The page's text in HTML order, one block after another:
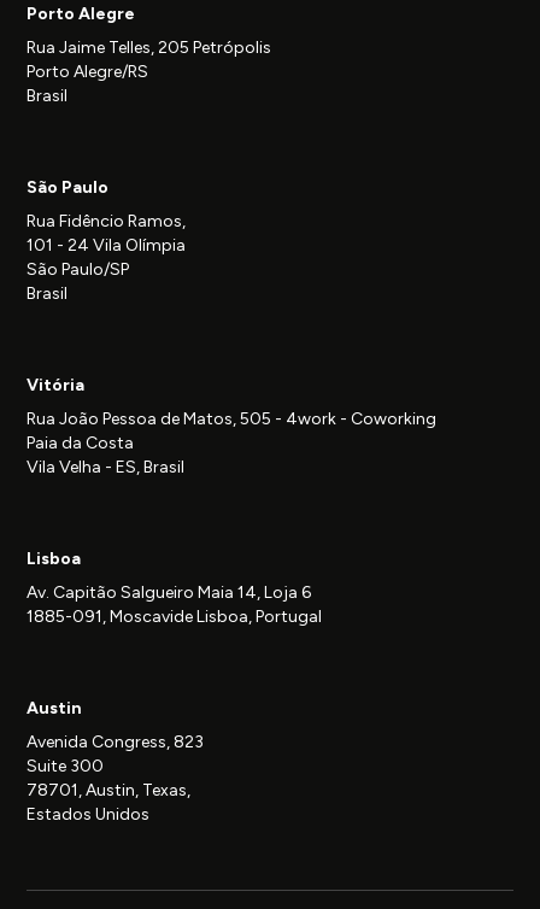
Porto Alegre
Rua Jaime Telles, 205 Petrópolis
Porto Alegre/RS
Brasil
São Paulo
Rua Fidêncio Ramos,
101 - 24 Vila Olímpia
São Paulo/SP
Brasil
Vitória
Rua João Pessoa de Matos, 505 - 4work - Coworking
Paia da Costa
Vila Velha - ES, Brasil
Lisboa
Av. Capitão Salgueiro Maia 14, Loja 6
1885-091, Moscavide Lisboa, Portugal
Austin
Avenida Congress, 823
Suite 300
78701, Austin, Texas,
Estados Unidos